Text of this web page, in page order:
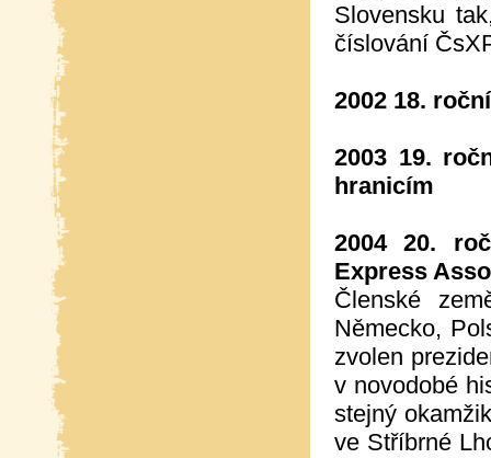
Slovensku
číslování
2002 18.
2003 19.
hranicím
2004 20.
Express
Členské
Německo,
zvolen
v novodobé
stejný
ve Stříbrné